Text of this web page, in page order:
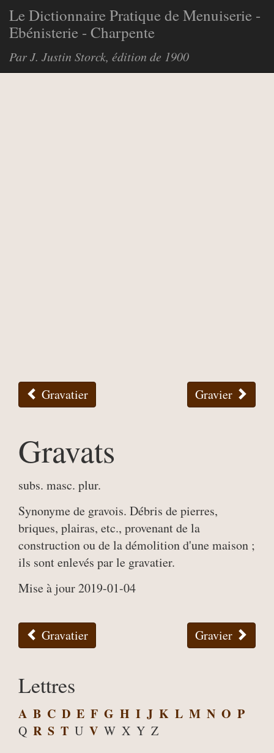
Le Dictionnaire Pratique de Menuiserie -
Ebénisterie - Charpente
Par J. Justin Storck, édition de 1900
Gravatier Gravier
Gravats
subs. masc. plur.
Synonyme de gravois. Débris de pierres,
briques, plairas, etc., provenant de la
construction ou de la démolition d'une maison ;
ils sont enlevés par le gravatier.
Mise à jour 2019-01-04
Gravatier Gravier
Lettres
A B C D E F G H I J K L M N O P
Q R S T U V W X Y Z